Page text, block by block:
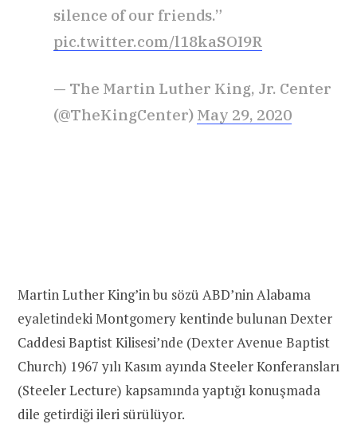
silence of our friends.”
pic.twitter.com/l18kaSOI9R
— The Martin Luther King, Jr. Center
(@TheKingCenter) May 29, 2020
Martin Luther King’in bu sözü ABD’nin Alabama
eyaletindeki Montgomery kentinde bulunan Dexter
Caddesi Baptist Kilisesi’nde (Dexter Avenue Baptist
Church) 1967 yılı Kasım ayında Steeler Konferansları
(Steeler Lecture) kapsamında yaptığı konuşmada
dile getirdiği ileri sürülüyor.